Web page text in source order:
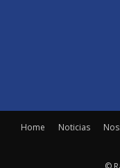
Home Noticias